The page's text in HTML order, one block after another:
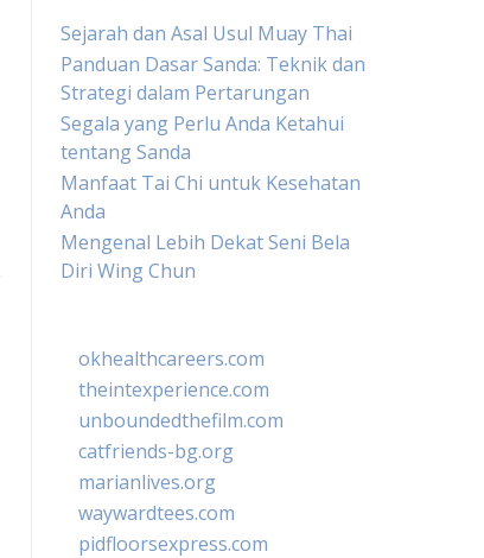
Sejarah dan Asal Usul Muay Thai
Panduan Dasar Sanda: Teknik dan
Strategi dalam Pertarungan
Segala yang Perlu Anda Ketahui
tentang Sanda
Manfaat Tai Chi untuk Kesehatan
Anda
Mengenal Lebih Dekat Seni Bela
Diri Wing Chun
okhealthcareers.com
theintexperience.com
unboundedthefilm.com
catfriends-bg.org
marianlives.org
waywardtees.com
pidfloorsexpress.com